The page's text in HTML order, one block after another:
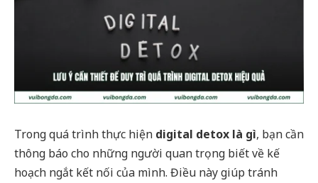
Trong quá trình thực hiện digital detox là gì, bạn cần
thông báo cho những người quan trọng biết về kế
hoạch ngắt kết nối của mình. Điều này giúp tránh